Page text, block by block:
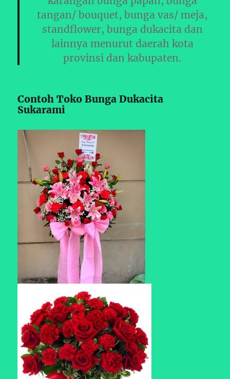
tangan/ bouquet, bunga vas/ meja,
standflower, bunga dukacita dan
lainnya menurut daerah kota
provinsi dan kabupaten.
Contoh Toko Bunga Dukacita
Sukarami